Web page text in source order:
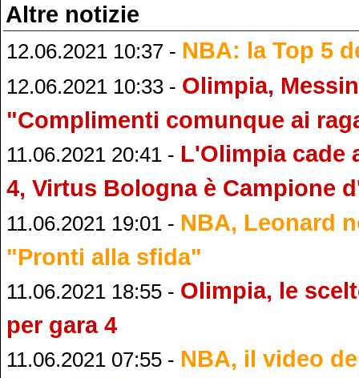
Altre notizie
12.06.2021 10:37 - NBA: la Top 5
12.06.2021 10:33 - Olimpia,
"Complimenti comunque ai
11.06.2021 20:41 - L'Olimpia cade
4, Virtus Bologna è Campione
11.06.2021 19:01 - NBA, Leonard
"Pronti alla sfida"
11.06.2021 18:55 - Olimpia, le
per gara 4
11.06.2021 07:55 - NBA, il video